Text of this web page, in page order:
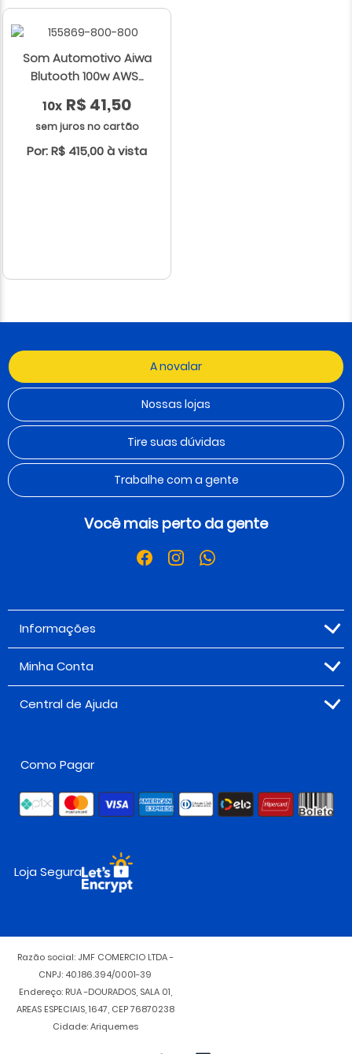
Som Automotivo Aiwa
Blutooth 100w AWS...
10x R$ 41,50
sem juros no cartão
Por: R$ 415,00 à vista
A novalar
Nossas lojas
Tire suas dúvidas
Trabalhe com a gente
Você mais perto da gente
Informações
Minha Conta
Central de Ajuda
Como Pagar
Loja Segura
Razão social: JMF COMERCIO LTDA -
CNPJ: 40.186.394/0001-39
Endereço: RUA -DOURADOS, SALA 01,
AREAS ESPECIAIS, 1647, CEP 76870238
Cidade: Ariquemes